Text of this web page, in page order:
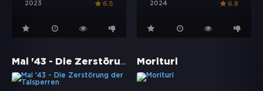
2023 6.5 2024 6.8
Mai '43 - Die Zerstörung der Talsperren Morituri